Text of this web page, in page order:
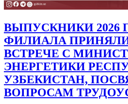
ВЫПУСКНИКИ 2026
ФИЛИАЛА
ВСТРЕЧЕ С
ЭНЕРГЕТИКИ
УЗБЕКИСТАН,
ВОПРОСАМ